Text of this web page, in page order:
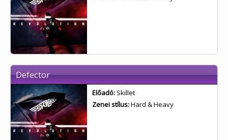
Defector
Előadó: Skillet
Zenei stílus:Hard & Heavy